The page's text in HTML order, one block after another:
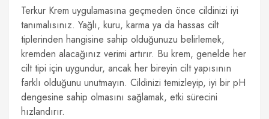
Terkur Krem uygulamasına geçmeden önce cildinizi iyi
tanımalısınız. Yağlı, kuru, karma ya da hassas cilt
tiplerinden hangisine sahip olduğunuzu belirlemek,
kremden alacağınız verimi artırır. Bu krem, genelde her
cilt tipi için uygundur, ancak her bireyin cilt yapısının
farklı olduğunu unutmayın. Cildinizi temizleyip, iyi bir pH
dengesine sahip olmasını sağlamak, etki sürecini
hızlandırır.